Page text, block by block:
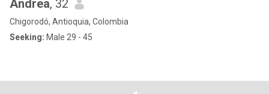
Andrea, 32
Chigorodó, Antioquia, Colombia
Seeking: Male 29 - 45